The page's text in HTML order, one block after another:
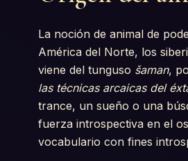
La noción de animal de
América del Norte, los
viene del tunguso šaman,
las técnicas arcaicas del
trance, un sueño o una
fuerza introspectiva en el
vocabulario con fines